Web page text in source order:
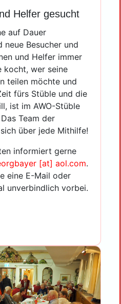
Helfer gesucht
auf Dauer
Besucher und
und Helfer immer
kocht, wer seine
teilen möchte und
fürs Stüble und die
ist im AWO-Stüble
Team der
über jede Mithilfe!
informiert gerne
[at] aol.com.
eine E-Mail oder
unverbindlich vorbei.